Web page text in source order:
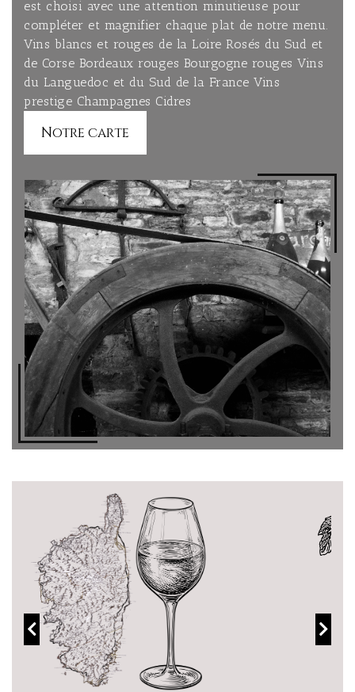
est choisi avec une attention minutieuse pour
compléter et magnifier chaque plat de notre menu.
Vins blancs et rouges de la Loire Rosés du Sud et
de Corse Bordeaux rouges Bourgogne rouges Vins
du Languedoc et du Sud de la France Vins
prestige Champagnes Cidres
Notre carte